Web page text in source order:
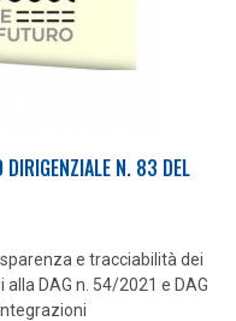
DIRIGENZIALE N. 83 DEL
e tracciabilità dei
DAG n. 54/2021 e DAG